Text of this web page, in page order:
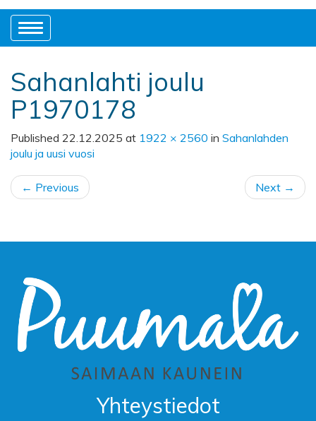
Toggle
navigation
Sahanlahti joulu
P1970178
Published 22.12.2025 at 1922 × 2560 in Sahanlahden
joulu ja uusi vuosi
← Previous Next →
Yhteystiedot